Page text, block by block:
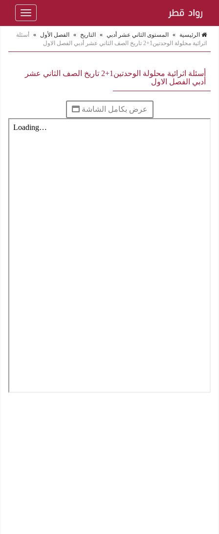
Toggle
الرئيسية » المستوى الثاني عشر أدبي » التاريخ » الفصل الأول »
أسئلة
اثرائية محلولة الوحدتين1+2 تاريخ الصف الثاني عشر أدبي الفصل الاول
أسئلة اثرائية محلولة الوحدتين1+2 تاريخ الصف الثاني عشر
أدبي الفصل الاول
عرض بكامل الشاشة